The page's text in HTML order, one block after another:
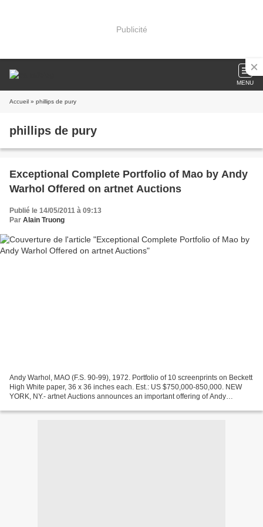
Publicité
MENU
Accueil » phillips de pury
phillips de pury
Exceptional Complete Portfolio of Mao by Andy
Warhol Offered on artnet Auctions
Publié le 14/05/2011 à 09:13
Par Alain Truong
Andy Warhol, MAO (F.S. 90-99), 1972. Portfolio of 10 screenprints on Beckett
High White paper, 36 x 36 inches each. Est.: US $750,000-850,000. NEW
YORK, NY.- artnet Auctions announces an important offering of Andy